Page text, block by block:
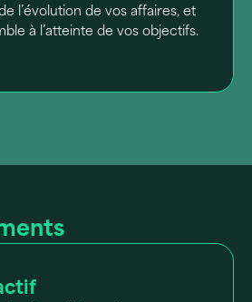
l’évolution de vos affaires, et
à l’atteinte de vos objectifs.